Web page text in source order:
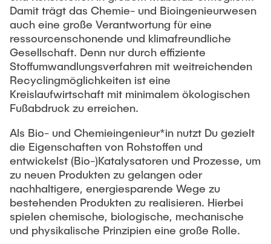
Damit trägt das Chemie- und Bioingenieurwesen
auch eine große Verantwortung für eine
ressourcenschonende und klimafreundliche
Gesellschaft. Denn nur durch effiziente
Stoffumwandlungsverfahren mit weitreichenden
Recyclingmöglichkeiten ist eine
Kreislaufwirtschaft mit minimalem ökologischen
Fußabdruck zu erreichen.
Als Bio- und Chemieingenieur*in nutzt Du gezielt
die Eigenschaften von Rohstoffen und
entwickelst (Bio-)Katalysatoren und Prozesse, um
zu neuen Produkten zu gelangen oder
nachhaltigere, energiesparende Wege zu
bestehenden Produkten zu realisieren. Hierbei
spielen chemische, biologische, mechanische
und physikalische Prinzipien eine große Rolle.